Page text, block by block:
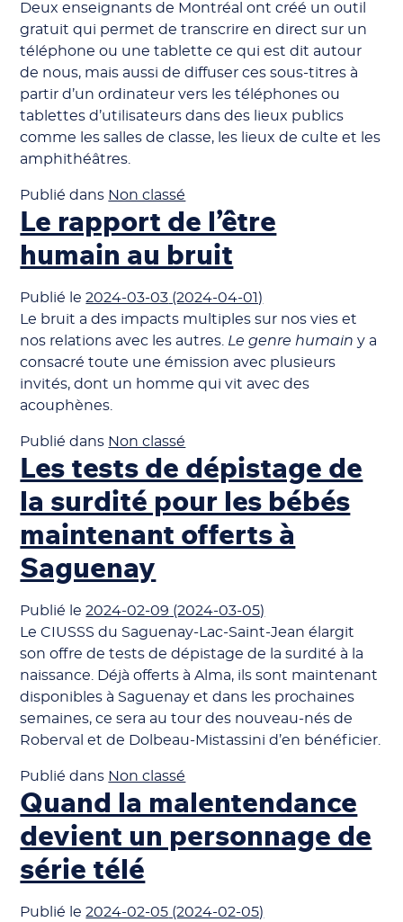
Deux enseignants de Montréal ont créé un outil
gratuit qui permet de transcrire en direct sur un
téléphone ou une tablette ce qui est dit autour
de nous, mais aussi de diffuser ces sous-titres à
partir d’un ordinateur vers les téléphones ou
tablettes d’utilisateurs dans des lieux publics
comme les salles de classe, les lieux de culte et les
amphithéâtres.
Publié dans Non classé
Le rapport de l’être
humain au bruit
Publié le2024-03-03 (2024-04-01)
Le bruit a des impacts multiples sur nos vies et
nos relations avec les autres. Le genre humain y a
consacré toute une émission avec plusieurs
invités, dont un homme qui vit avec des
acouphènes.
Publié dans Non classé
Les tests de dépistage de
la surdité pour les bébés
maintenant offerts à
Saguenay
Publié le2024-02-09 (2024-03-05)
Le CIUSSS du Saguenay-Lac-Saint-Jean élargit
son offre de tests de dépistage de la surdité à la
naissance. Déjà offerts à Alma, ils sont maintenant
disponibles à Saguenay et dans les prochaines
semaines, ce sera au tour des nouveau-nés de
Roberval et de Dolbeau-Mistassini d’en bénéficier.
Publié dans Non classé
Quand la malentendance
devient un personnage de
série télé
Publié le2024-02-05 (2024-02-05)